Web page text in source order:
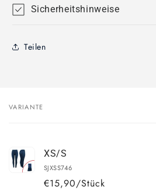
Sicherheitshinweise
Teilen
Dein
VARIANTE
XS/S
SJXSS746
€15,90/Stück